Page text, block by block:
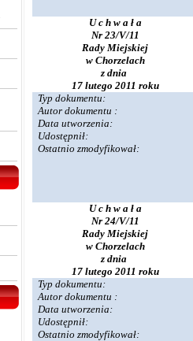
U c h w a ł a
Nr 23/V/11
Rady Miejskiej
w Chorzelach
z dnia
17 lutego 2011 roku
Typ dokumentu:
Autor dokumentu :
Data utworzenia:
Udostępnił:
Ostatnio zmodyfikował:
U c h w a ł a
Nr 24/V/11
Rady Miejskiej
w Chorzelach
z dnia
17 lutego 2011 roku
Typ dokumentu:
Autor dokumentu :
Data utworzenia:
Udostępnił:
Ostatnio zmodyfikował: